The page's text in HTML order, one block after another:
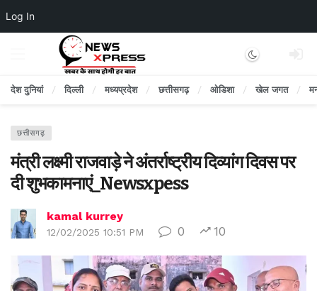
Log In
Dark mode
देश दुनियां दिल्ली मध्यप्रदेश छत्तीसगढ़ ओडिशा खेल जगत
छत्तीसगढ़
मंत्री लक्ष्मी राजवाड़े ने अंतर्राष्ट्रीय दिव्यांग दिवस पर
दी शुभकामनाएं_Newsxpess
kamal kurrey
12/02/2025 10:51 PM 0 10